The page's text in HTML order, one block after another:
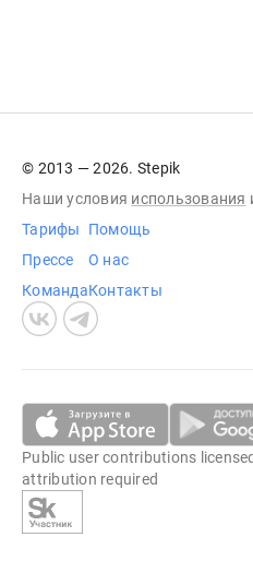
© 2013 — 2026. Stepik
Наши условия использования
Тарифы
Прессе
Команда
Помощь
О нас
Контакты
Public user contributions
attribution required